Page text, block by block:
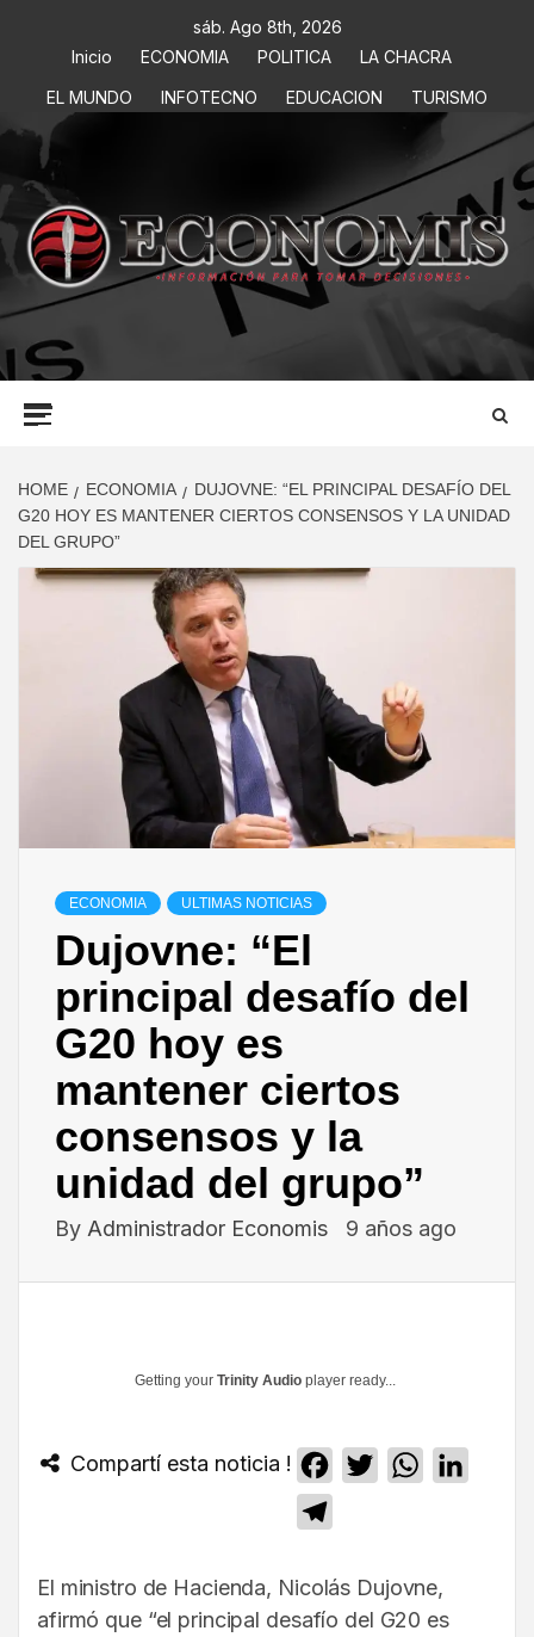
sáb. Ago 8th, 2026
Inicio
ECONOMIA POLITICA
LA CHACRA
EL MUNDO
INFOTECNO EDUCACION TURISMO
ECONOMIS
INFORMACIÓN PARA TOMAR DECISIONES
HOME ECONOMIA
DUJOVNE: “EL PRINCIPAL DESAFÍO DEL
G20 HOY ES MANTENER CIERTOS CONSENSOS Y LA UNIDAD
DEL GRUPO”
ECONOMIA ULTIMAS NOTICIAS
Dujovne: “El
principal desafío del
G20 hoy es
mantener ciertos
consensos y la
unidad del grupo”
By Administrador Economis 9 años ago
Getting your Trinity Audio player ready...
Compartí esta noticia ! Facebook
TwitterWhatsApp
El ministro de Hacienda, Nicolás Dujovne,
afirmó que “el principal desafío del G20 es